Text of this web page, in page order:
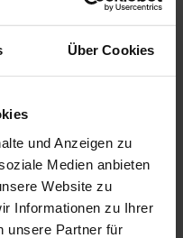
Über Cookies
und Anzeigen zu
Medien anbieten
Website zu
Informationen zu Ihrer
unsere Partner für